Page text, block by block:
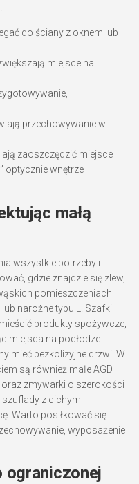
do ściany z oknem lub
miejsce na
przechowywanie w
zaoszczędzić miejsce
optycznie wnętrze
małą
wszystkie potrzeby i
gdzie znajdzie się zlew,
pomieszczeniach
narożne typu L. Szafki
produkty spożywcze,
miejsca na podłodze.
mieć bezkolizyjne drzwi. W
są również małe AGD –
zmywarki o szerokości
szuflady z cichym
Warto posiłkować się
wyposażenie
ograniczonej